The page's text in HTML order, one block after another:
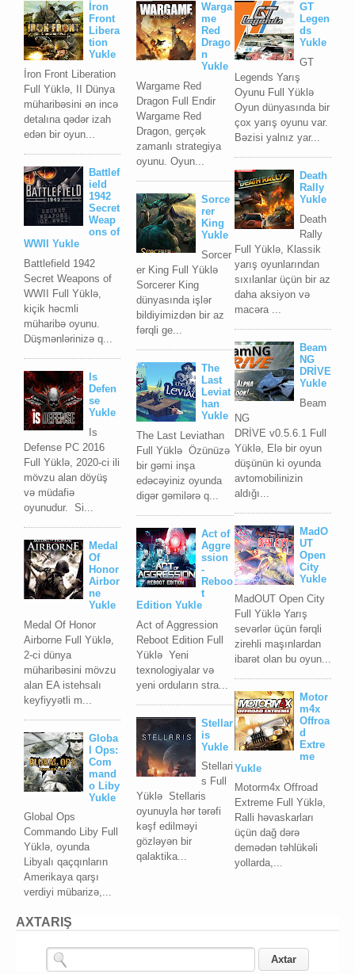
İron
Front
Libera
tion
Yukle
İron Front Liberation
Full Yüklə, II Dünya
müharibəsini ən incə
detalına qədər izah
edən bir oyun...
Battlef
ield
1942
Secret
Weap
ons of
WWII Yukle
Battlefield 1942
Secret Weapons of
WWII Full Yüklə,
kiçik həcmli
müharibə oyunu.
Düşmənlərinizə q...
Is
Defen
se
Yukle
Is
Defense PC 2016
Full Yüklə, 2020-ci ili
mövzu alan döyüş
və müdafiə
oyunudur. Si...
Medal
Of
Honor
Airbor
ne
Yukle
Medal Of Honor
Airborne Full Yüklə,
2-ci dünya
müharibəsini mövzu
alan EA istehsalı
keyfiyyətli m...
Globa
l Ops:
Com
mand
o Liby
Yukle
Global Ops
Commando Liby Full
Yüklə, oyunda
Libyalı qaçqınların
Amerikaya qarşı
verdiyi mübarizə,...
GT
Legen
ds
Yukle
GT
Legends Yarış
Oyunu Full Yüklə
Oyun dünyasında bir
çox yarış oyunu var.
Bəzisi yalnız yar...
Death
Rally
Yukle
Death
Rally
Full Yüklə, Klassik
yarış oyunlarından
sıxılanlar üçün bir az
daha aksiyon və
macəra ...
Beam
NG
DRİVE
Yukle
Beam
NG
DRİVE v0.5.6.1 Full
Yüklə, Elə bir oyun
düşünün ki oyunda
avtomobilinizin
aldığı...
MadO
UT
Open
City
Yukle
MadOUT Open City
Full Yüklə Yarış
sevərlər üçün fərqli
zirehli maşınlardan
ibarət olan bu oyun...
Motor
m4x
Offroa
d
Extre
me
Yukle
Motorm4x Offroad
Extreme Full Yüklə,
Ralli həvaskarları
üçün dağ dərə
demədən təhlükəli
yollarda,...
Warga
me
Red
Drago
n
Yukle
Wargame Red
Dragon Full Endir
Wargame Red
Dragon, gerçək
zamanlı strategiya
oyunu. Oyun...
Sorce
rer
King
Yukle
Sorcer
er King Full Yüklə
Sorcerer King
dünyasında işlər
bildiyimizdən bir az
fərqli ge...
The
Last
Leviat
han
Yukle
The Last Leviathan
Full Yüklə Özünüzə
bir gəmi inşa
edəcəyiniz oyunda
digər gəmilərə q...
Act of
Aggre
ssion
-
Reboo
t
Edition Yukle
Act of Aggression
Reboot Edition Full
Yüklə Yeni
texnologiyalar və
yeni orduların stra...
Stellar
is
Yukle
Stellari
s Full
Yüklə Stellaris
oyunuyla hər tərəfi
kəşf edilməyi
gözləyən bir
qalaktika...
AXTARIŞ